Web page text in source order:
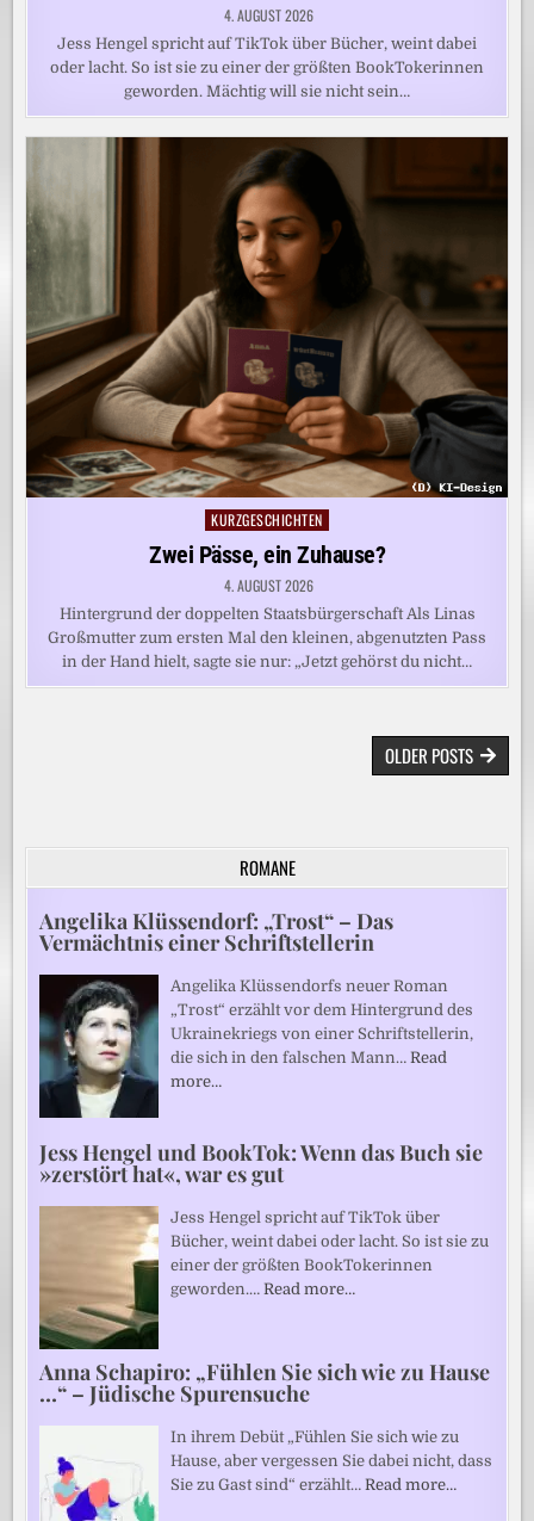
4. AUGUST 2026
Jess Hengel spricht auf TikTok über Bücher, weint dabei
oder lacht. So ist sie zu einer der größten BookTokerinnen
geworden. Mächtig will sie nicht sein…
Posted
in
KURZGESCHICHTEN
Zwei Pässe, ein Zuhause?
4. AUGUST 2026
Hintergrund der doppelten Staatsbürgerschaft Als Linas
Großmutter zum ersten Mal den kleinen, abgenutzten Pass
in der Hand hielt, sagte sie nur: „Jetzt gehörst du nicht…
BEITRAGSNAVIGATIONOLDER POSTS
ROMANE
Angelika Klüssendorf: „Trost“ – Das
Vermächtnis einer Schriftstellerin
Angelika Klüssendorfs neuer Roman
„Trost“ erzählt vor dem Hintergrund des
Ukrainekriegs von einer Schriftstellerin,
die sich in den falschen Mann…Read
more…
Jess Hengel und BookTok: Wenn das Buch sie
»zerstört hat«, war es gut
Jess Hengel spricht auf TikTok über
Bücher, weint dabei oder lacht. So ist sie zu
einer der größten BookTokerinnen
geworden.…Read more…
Anna Schapiro: „Fühlen Sie sich wie zu Hause
…“ – Jüdische Spurensuche
In ihrem Debüt „Fühlen Sie sich wie zu
Hause, aber vergessen Sie dabei nicht, dass
Sie zu Gast sind“ erzählt…Read more…